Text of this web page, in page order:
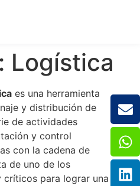
Logística
es una herramienta
y distribución de
de actividades
y control
con la cadena de
de uno de los
críticos para lograr una